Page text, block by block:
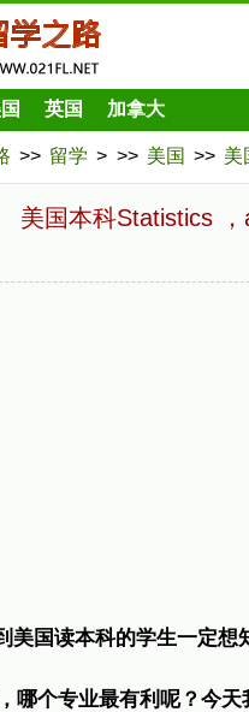
英国 加拿大
>> 留学 > >> 美国 >> 美
美国本科Statistics
美国读本科的学生一定想
哪个专业最有利呢？今